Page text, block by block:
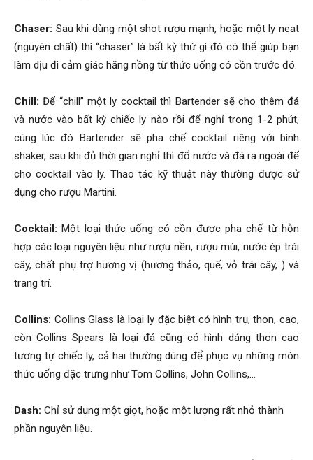
Chaser: Sau khi dùng một shot rượu mạnh, hoặc một ly neat
(nguyên chất) thì “chaser” là bất kỳ thứ gì đó có thể giúp bạn
làm dịu đi cảm giác hăng nồng từ thức uống có cồn trước đó.
Chill: Để “chill” một ly cocktail thì Bartender sẽ cho thêm đá
và nước vào bất kỳ chiếc ly nào rồi để nghỉ trong 1-2 phút,
cùng lúc đó Bartender sẽ pha chế cocktail riêng với bình
shaker, sau khi đủ thời gian nghỉ thì đổ nước và đá ra ngoài để
cho cocktail vào ly. Thao tác kỹ thuật này thường được sử
dụng cho rượu Martini.
Cocktail:Một loại thức uống có cồn được pha chế từ hỗn
hợp các loại nguyên liệu như rượu nền, rượu mùi, nước ép trái
cây, chất phụ trợ hương vị (hương thảo, quế, vỏ trái cây,..) và
trang trí.
Collins: Collins Glass là loại ly đặc biệt có hình trụ, thon, cao,
còn Collins Spears là loại đá cũng có hình dáng thon cao
tương tự chiếc ly, cả hai thường dùng để phục vụ những món
thức uống đặc trưng như Tom Collins, John Collins,…
Dash: Chỉ sử dụng một giọt, hoặc một lượng rất nhỏ thành
phần nguyên liệu.